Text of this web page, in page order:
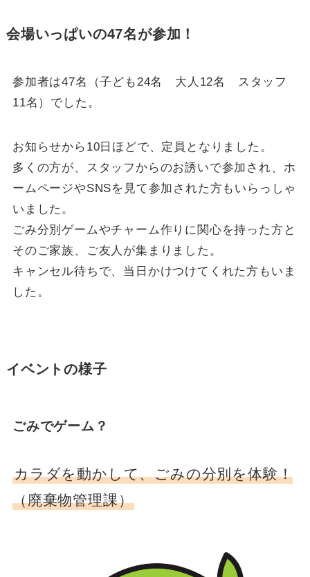
会場いっぱいの47名が参加！
参加者は47名（子ども24名 大人12名 スタッフ
11名）でした。
お知らせから10日ほどで、定員となりました。
多くの方が、スタッフからのお誘いで参加され、ホ
ームページやSNSを見て参加された方もいらっしゃ
いました。
ごみ分別ゲームやチャーム作りに関心を持った方と
そのご家族、ご友人が集まりました。
キャンセル待ちで、当日かけつけてくれた方もいま
した。
イベントの様子
ごみでゲーム？
カラダを動かして、ごみの分別を体験！
（廃棄物管理課）